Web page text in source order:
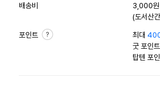
배송비
3,000원
(도서산
포인트 최대
굿 포인
탑텐 포